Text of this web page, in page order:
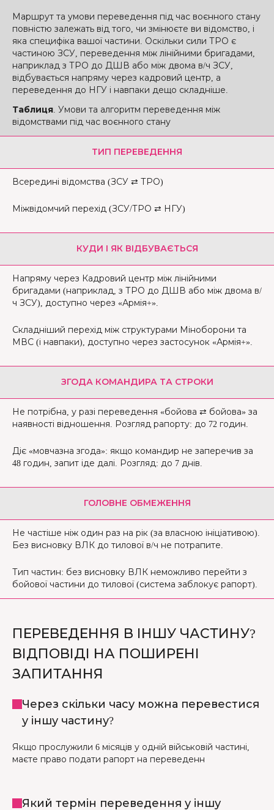
Маршрут та умови переведення під час воєнного стану
повністю залежать від того, чи змінюєте ви відомство, і
яка специфіка вашої частини. Оскільки сили ТРО є
частиною ЗСУ, переведення між лінійними бригадами,
наприклад з ТРО до ДШВ або між двома в/ч ЗСУ,
відбувається напряму через кадровий центр, а
переведення до НГУ і навпаки дещо складніше.
Таблиця . Умови та алгоритм переведення між
відомствами під час воєнного стану
ТИП ПЕРЕВЕДЕННЯ
Всередині відомства (ЗСУ ⇄ ТРО)
Міжвідомчий перехід (ЗСУ/ТРО ⇄ НГУ)
КУДИ І ЯК ВІДБУВАЄТЬСЯ
Напряму через Кадровий центр між лінійними
бригадами (наприклад, з ТРО до ДШВ або між двома в/
ч ЗСУ), доступно через «Армія+».
Складніший перехід між структурами Міноборони та
МВС (і навпаки), доступно через застосунок «Армія+».
ЗГОДА КОМАНДИРА ТА СТРОКИ
Не потрібна, у разі переведення «бойова ⇄ бойова» за
наявності відношення. Розгляд рапорту: до 72 годин.
Діє «мовчазна згода»: якщо командир не заперечив за
48 годин, запит іде далі. Розгляд: до 7 днів.
ГОЛОВНЕ ОБМЕЖЕННЯ
Не частіше ніж один раз на рік (за власною ініціативою).
Без висновку ВЛК до тилової в/ч не потрапите.
Тип частин: без висновку ВЛК неможливо перейти з
бойової частини до тилової (система заблокує рапорт).
ПЕРЕВЕДЕННЯ В ІНШУ ЧАСТИНУ?
ВІДПОВІДІ НА ПОШИРЕНІ
ЗАПИТАННЯ
Через скільки часу можна перевестися
у іншу частину?
Якщо прослужили 6 місяців у одній військовій частині,
маєте право подати рапорт на переведенн
Який термін переведення у іншу